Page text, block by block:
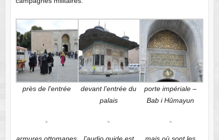
près de l’entrée
devant l’entrée du
palais
porte impériale –
Bab i Hûmayun